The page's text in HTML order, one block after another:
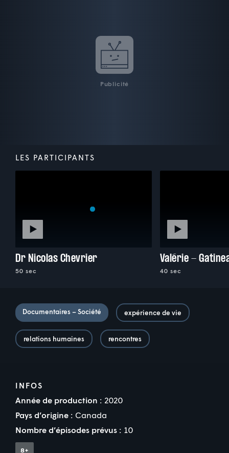
Publicité
LES PARTICIPANTS
Dr Nicolas Chevrier
50 sec
Valérie -
40 sec
Documentaires – Société expérience de vie
relations humaines rencontres
INFOS
Année de production : 2020
Pays d’origine : Canada
Nombre d’épisodes prévus : 10